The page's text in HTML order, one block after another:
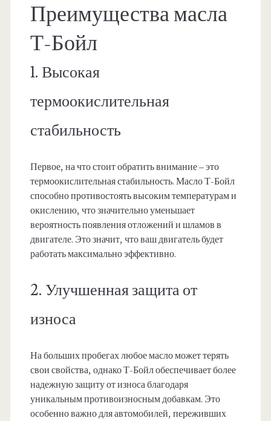
Преимущества масла
Т-Бойл
1. Высокая
термоокислительная
стабильность
Первое, на что стоит обратить внимание – это
термоокислительная стабильность. Масло Т-Бойл
способно противостоять высоким температурам и
окислению, что значительно уменьшает
вероятность появления отложений и шламов в
двигателе. Это значит, что ваш двигатель будет
работать максимально эффективно.
2. Улучшенная защита от
износа
На больших пробегах любое масло может терять
свои свойства, однако Т-Бойл обеспечивает более
надежную защиту от износа благодаря
уникальным противоизносным добавкам. Это
особенно важно для автомобилей, переживших